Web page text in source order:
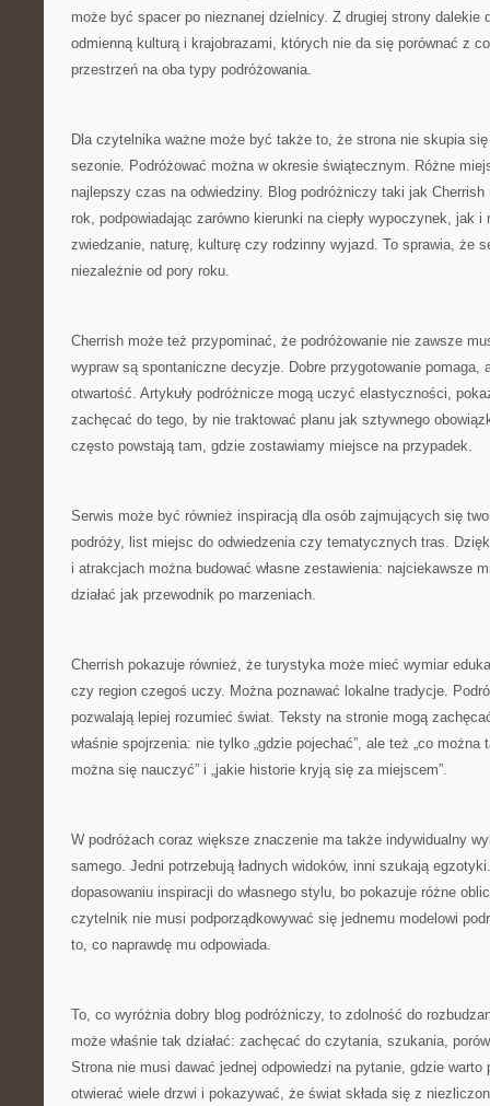
może być spacer po nieznanej dzielnicy. Z drugiej strony dalekie
odmienną kulturą i krajobrazami, których nie da się porównać z
przestrzeń na oba typy podróżowania.
Dla czytelnika ważne może być także to, że strona nie skupia się
sezonie. Podróżować można w okresie świątecznym. Różne
najlepszy czas na odwiedziny. Blog podróżniczy taki jak Cherrish
rok, podpowiadając zarówno kierunki na ciepły wypoczynek, jak i
zwiedzanie, naturę, kulturę czy rodzinny wyjazd. To sprawia, że
niezależnie od pory roku.
Cherrish może też przypominać, że podróżowanie nie zawsze
wypraw są spontaniczne decyzje. Dobre przygotowanie pomaga,
otwartość. Artykuły podróżnicze mogą uczyć elastyczności,
zachęcać do tego, by nie traktować planu jak sztywnego
często powstają tam, gdzie zostawiamy miejsce na przypadek.
Serwis może być również inspiracją dla osób zajmujących się
podróży, list miejsc do odwiedzenia czy tematycznych tras.
i atrakcjach można budować własne zestawienia: najciekawsze
działać jak przewodnik po marzeniach.
Cherrish pokazuje również, że turystyka może mieć wymiar
czy region czegoś uczy. Można poznawać lokalne tradycje.
pozwalają lepiej rozumieć świat. Teksty na stronie mogą
właśnie spojrzenia: nie tylko „gdzie pojechać”, ale też „co można
można się nauczyć” i „jakie historie kryją się za miejscem”.
W podróżach coraz większe znaczenie ma także indywidualny
samego. Jedni potrzebują ładnych widoków, inni szukają
dopasowaniu inspiracji do własnego stylu, bo pokazuje różne
czytelnik nie musi podporządkowywać się jednemu modelowi
to, co naprawdę mu odpowiada.
To, co wyróżnia dobry blog podróżniczy, to zdolność do
może właśnie tak działać: zachęcać do czytania, szukania,
Strona nie musi dawać jednej odpowiedzi na pytanie, gdzie warto
otwierać wiele drzwi i pokazywać, że świat składa się z